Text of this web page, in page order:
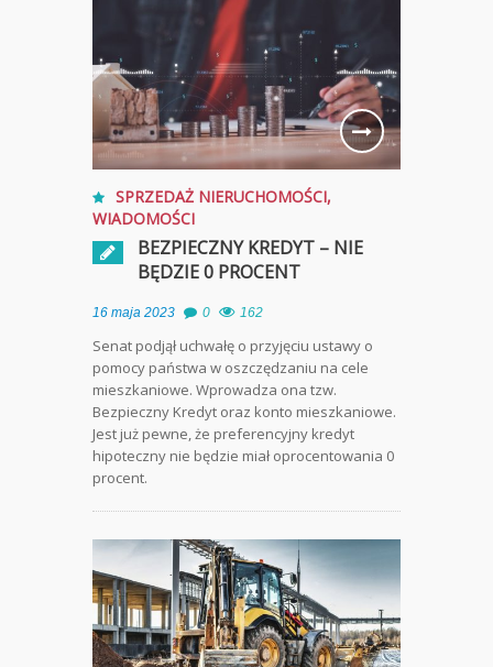
SPRZEDAŻ NIERUCHOMOŚCI,
WIADOMOŚCI
BEZPIECZNY KREDYT – NIE
BĘDZIE 0 PROCENT
16 maja 2023 0 162
Senat podjął uchwałę o przyjęciu ustawy o
pomocy państwa w oszczędzaniu na cele
mieszkaniowe. Wprowadza ona tzw.
Bezpieczny Kredyt oraz konto mieszkaniowe.
Jest już pewne, że preferencyjny kredyt
hipoteczny nie będzie miał oprocentowania 0
procent.